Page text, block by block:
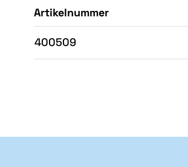
Artikelnummer
400509